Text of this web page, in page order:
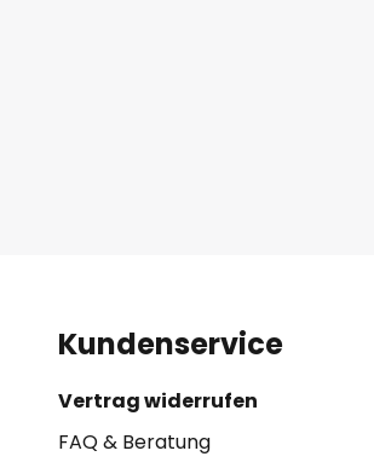
Kundenservice
Vertrag widerrufen
FAQ & Beratung